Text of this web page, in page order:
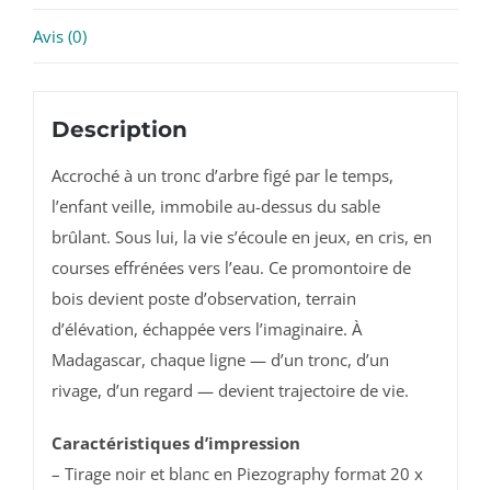
Avis (0)
Description
Accroché à un tronc d’arbre figé par le temps,
l’enfant veille, immobile au-dessus du sable
brûlant. Sous lui, la vie s’écoule en jeux, en cris, en
courses effrénées vers l’eau. Ce promontoire de
bois devient poste d’observation, terrain
d’élévation, échappée vers l’imaginaire. À
Madagascar, chaque ligne — d’un tronc, d’un
rivage, d’un regard — devient trajectoire de vie.
Caractéristiques d’impression
– Tirage noir et blanc en Piezography format 20 x